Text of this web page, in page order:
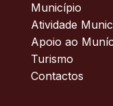
Município
Atividade
Apoio ao
Turismo
Contactos